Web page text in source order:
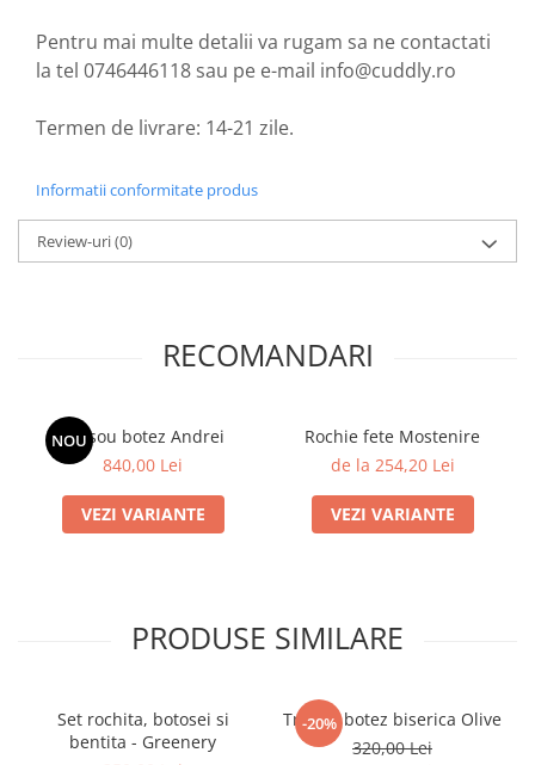
Pentru mai multe detalii va rugam sa ne contactati
la tel 0746446118 sau pe e-mail info@cuddly.ro
Termen de livrare: 14-21 zile.
Informatii conformitate produs
Review-uri(0)
RECOMANDARI
NOU
Trusou botez Andrei
840,00 Lei
VEZI VARIANTE
Rochie fete Mostenire
de la 254,20 Lei
VEZI VARIANTE
PRODUSE SIMILARE
Set rochita, botosei si
bentita - Greenery
-20%
Trusou botez biserica Olive
320,00 Lei